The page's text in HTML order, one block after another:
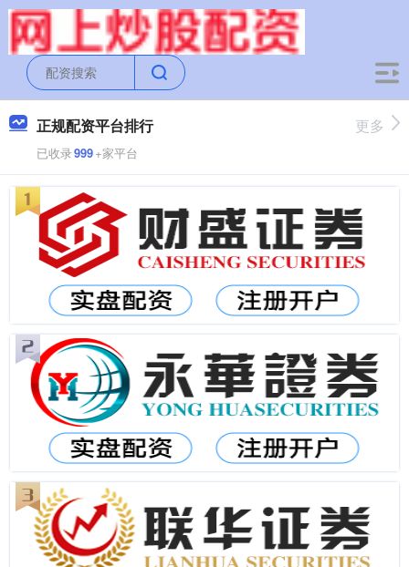
正规配资平台排行
已收录999+家平台
更多